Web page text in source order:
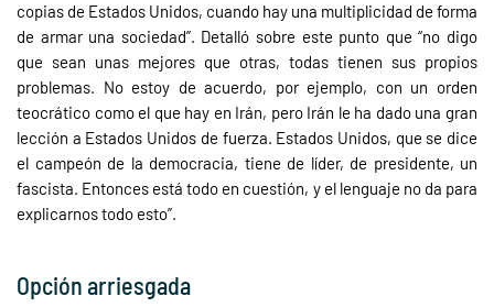
copias de Estados Unidos, cuando hay una multiplicidad de forma
de armar una sociedad”. Detalló sobre este punto que “no digo
que sean unas mejores que otras, todas tienen sus propios
problemas. No estoy de acuerdo, por ejemplo, con un orden
teocrático como el que hay en Irán, pero Irán le ha dado una gran
lección a Estados Unidos de fuerza. Estados Unidos, que se dice
el campeón de la democracia, tiene de líder, de presidente, un
fascista. Entonces está todo en cuestión, y el lenguaje no da para
explicarnos todo esto”.
Opción arriesgada